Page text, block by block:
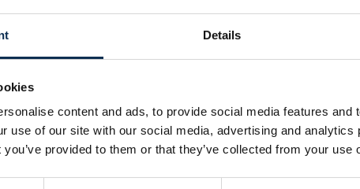
Details
content and ads, to provide social media features and
use of our site with our social media, advertising and
provided to them or that they’ve collected from your use
blessure Promise David
is gebleken dat onze
opliep in de heup. Hij zal sowieso